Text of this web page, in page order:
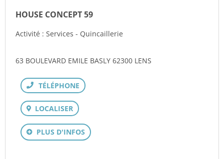
HOUSE CONCEPT 59
Activité : Services - Quincaillerie
63 BOULEVARD EMILE BASLY 62300 LENS
Téléphone
LOCALISER
PLUS D'INFOS